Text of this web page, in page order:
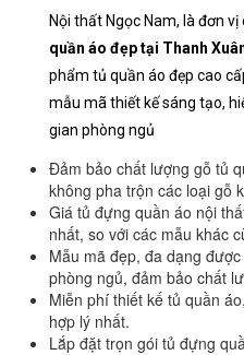
Nội thất Ngọc Nam, là đơn
quần áo đẹp tại Thanh
phẩm tủ quần áo đẹp cao
mẫu mã thiết kế sáng tạo,
gian phòng ngủ
Đảm bảo chất lượng gỗ tủ
không pha trộn các loại gỗ
Giá tủ đựng quần áo nội
nhất, so với các mẫu khác
Mẫu mã đẹp, đa dạng
phòng ngủ, đảm bảo chất
Miễn phí thiết kế tủ quần
hợp lý nhất.
Lắp đặt trọn gói tủ đựng